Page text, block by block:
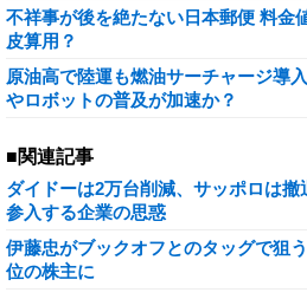
不祥事が後を絶たない日本郵便 料金
皮算用？
原油高で陸運も燃油サーチャージ導
やロボットの普及が加速か？
■関連記事
ダイドーは2万台削減、サッポロは
参入する企業の思惑
伊藤忠がブックオフとのタッグで狙
位の株主に